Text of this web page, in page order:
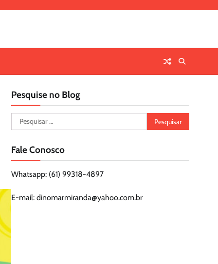
Pesquise no Blog
Pesquisar
por:
Fale Conosco
Whatsapp: (61) 99318-4897
E-mail: dinomarmiranda@yahoo.com.br